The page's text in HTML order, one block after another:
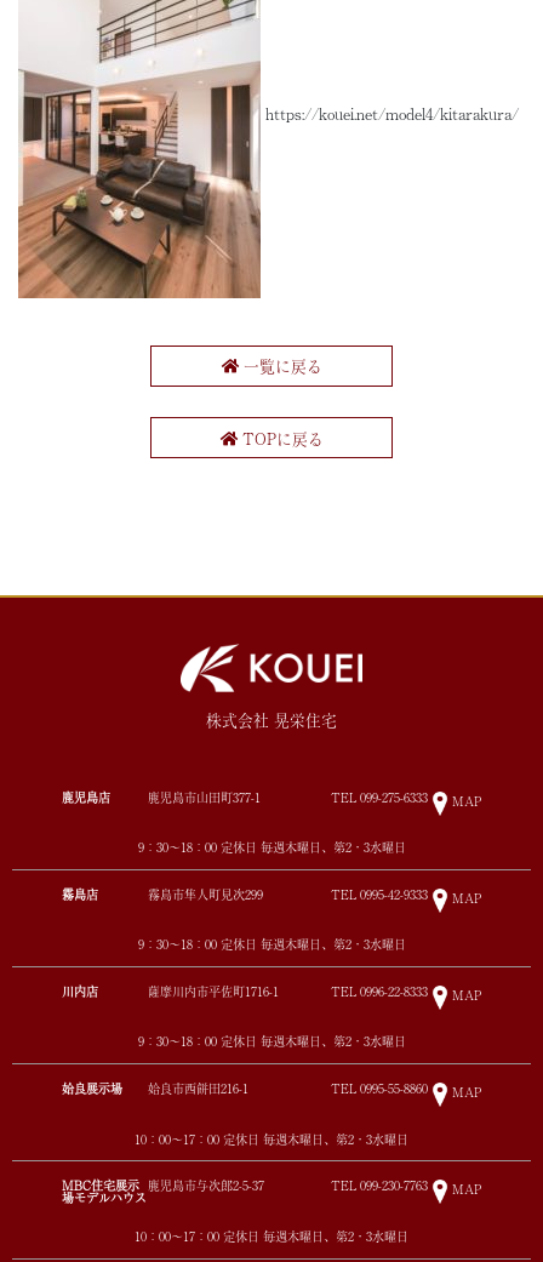
https://kouei.net/model4/kitarakura/
一覧に戻る
TOPに戻る
株式会社 晃栄住宅
鹿児島店 鹿児島市山田町377-1 TEL 099-275-6333 MAP
9：30～18：00 定休日 毎週木曜日、第2・3水曜日
霧島店 霧島市隼人町見次299 TEL 0995-42-9333 MAP
9：30～18：00 定休日 毎週木曜日、第2・3水曜日
川内店 薩摩川内市平佐町1716-1 TEL 0996-22-8333 MAP
9：30～18：00 定休日 毎週木曜日、第2・3水曜日
姶良展示場 姶良市西餅田216-1 TEL 0995-55-8860 MAP
10：00～17：00 定休日 毎週木曜日、第2・3水曜日
MBC住宅展示
場モデルハウス
鹿児島市与次郎2-5-37 TEL 099-230-7763 MAP
10：00～17：00 定休日 毎週木曜日、第2・3水曜日